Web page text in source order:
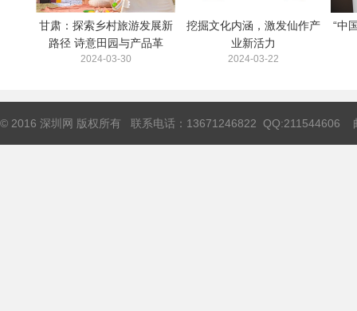
甘肃：探索乡村旅游发展新
路径 诗意田园与产品革
2024-03-30
挖掘文化内涵，激发仙作产
业新活力
2024-03-22
“中
© 2016 深圳网 版权所有 联系电话：13671246822 QQ:211544606